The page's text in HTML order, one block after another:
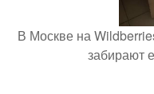
В Москве на
забирают